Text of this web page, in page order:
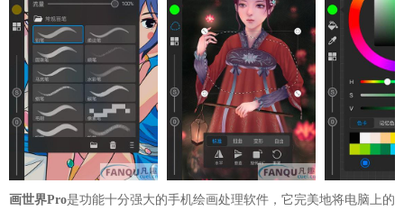
画世界Pro是功能十分强大的手机绘画处理软件，它完美地将电脑上的